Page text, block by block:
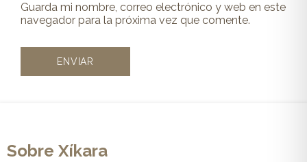
Guarda mi nombre, correo electrónico y web en este
navegador para la próxima vez que comente.
Sobre Xíkara